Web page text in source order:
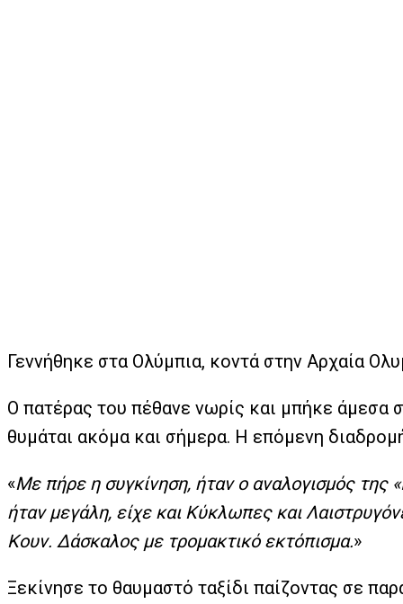
Γεννήθηκε στα Ολύμπια, κοντά στην Αρχαία
Ο πατέρας του πέθανε νωρίς και μπήκε άμεσα
θυμάται ακόμα και σήμερα. Η επόμενη
«Με πήρε η συγκίνηση, ήταν ο αναλογισμός της
ήταν μεγάλη, είχε και Κύκλωπες και
Κουν. Δάσκαλος με τρομακτικό εκτόπισμα.»
Ξεκίνησε το θαυμαστό ταξίδι παίζοντας σε